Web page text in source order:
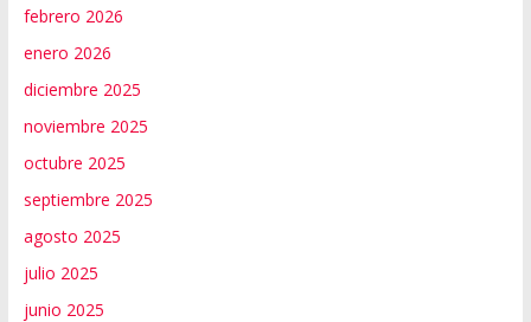
febrero 2026
enero 2026
diciembre 2025
noviembre 2025
octubre 2025
septiembre 2025
agosto 2025
julio 2025
junio 2025